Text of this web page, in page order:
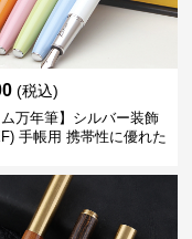
(税込)
ム万年筆】シルバー装飾
手帳用 携帯性に優れた
記